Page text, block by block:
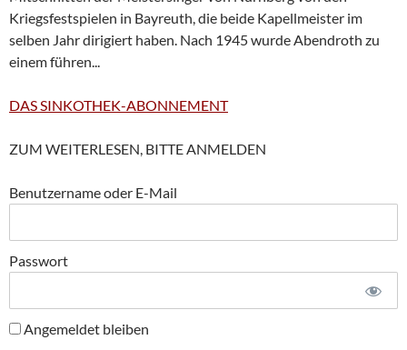
Kriegsfestspielen in Bayreuth, die beide Kapellmeister im
selben Jahr dirigiert haben. Nach 1945 wurde Abendroth zu
einem führen...
DAS SINKOTHEK-ABONNEMENT
ZUM WEITERLESEN, BITTE ANMELDEN
Benutzername oder E-Mail
Passwort
Angemeldet bleiben